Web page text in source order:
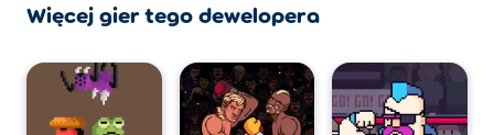
Więcej gier tego dewelopera